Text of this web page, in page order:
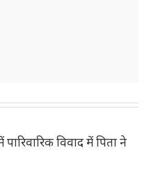
विवाद में पिता ने